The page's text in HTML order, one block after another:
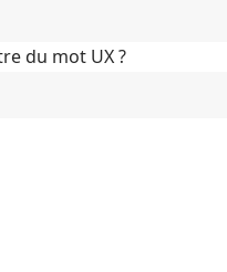
du mot UX ?